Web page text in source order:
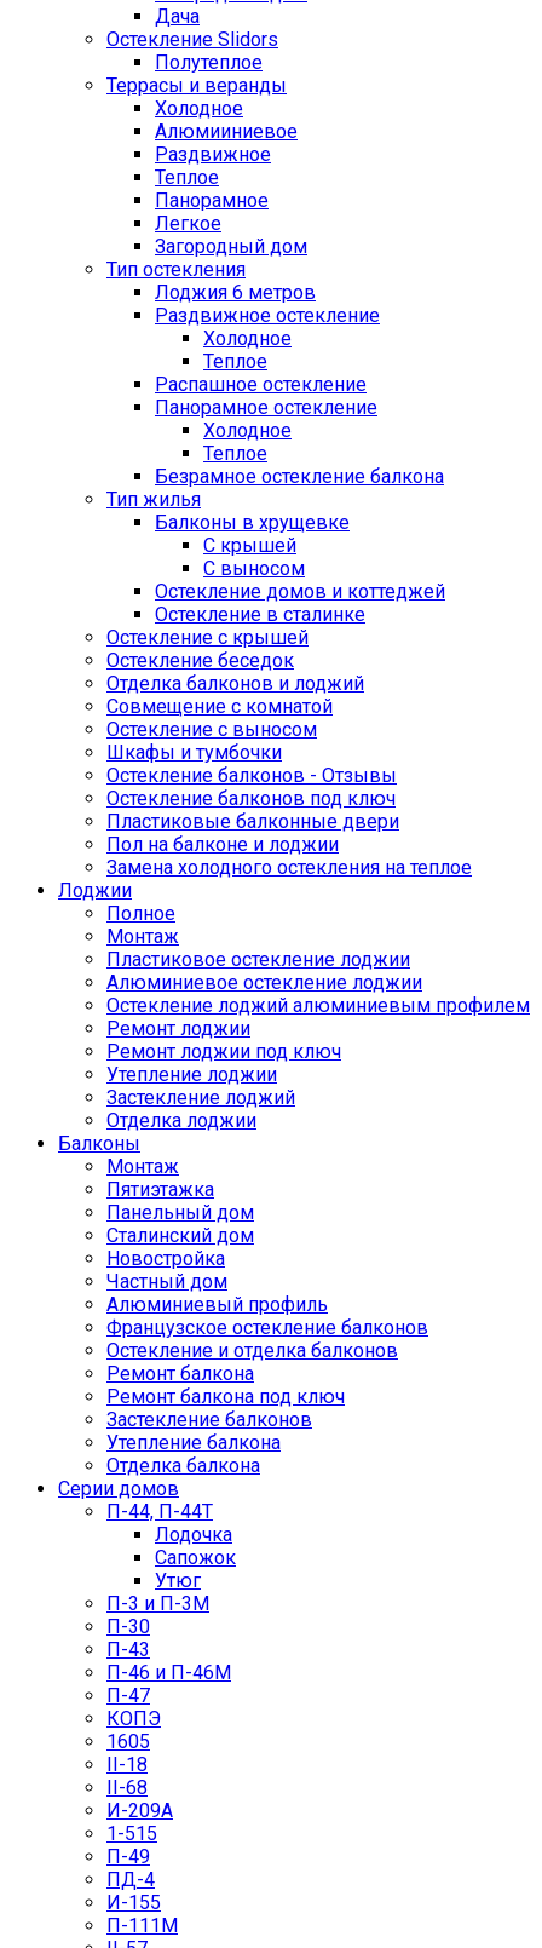
Дача
Остекление Slidors
Полутеплое
Террасы и веранды
Холодное
Алюмииниевое
Раздвижное
Теплое
Панорамное
Легкое
Загородный дом
Тип остекления
Лоджия 6 метров
Раздвижное остекление
Холодное
Теплое
Распашное остекление
Панорамное остекление
Холодное
Теплое
Безрамное остекление балкона
Тип жилья
Балконы в хрущевке
С крышей
С выносом
Остекление домов и коттеджей
Остекление в сталинке
Остекление с крышей
Остекление беседок
Отделка балконов и лоджий
Совмещение с комнатой
Остекление с выносом
Шкафы и тумбочки
Остекление балконов - Отзывы
Остекление балконов под ключ
Пластиковые балконные двери
Пол на балконе и лоджии
Замена холодного остекления на теплое
Лоджии
Полное
Монтаж
Пластиковое остекление лоджии
Алюминиевое остекление лоджии
Остекление лоджий алюминиевым профилем
Ремонт лоджии
Ремонт лоджии под ключ
Утепление лоджии
Застекление лоджий
Отделка лоджии
Балконы
Монтаж
Пятиэтажка
Панельный дом
Сталинский дом
Новостройка
Частный дом
Алюминиевый профиль
Французское остекление балконов
Остекление и отделка балконов
Ремонт балкона
Ремонт балкона под ключ
Застекление балконов
Утепление балкона
Отделка балкона
Серии домов
П-44, П-44Т
Лодочка
Сапожок
Утюг
П-3 и П-3М
П-30
П-43
П-46 и П-46М
П-47
КОПЭ
1605
II-18
II-68
И-209А
1-515
П-49
ПД-4
И-155
П-111М